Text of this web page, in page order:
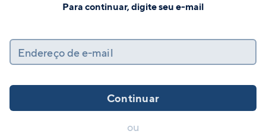
Para continuar, digite seu e-mail
Endereço de e-mail
Continuar
ou